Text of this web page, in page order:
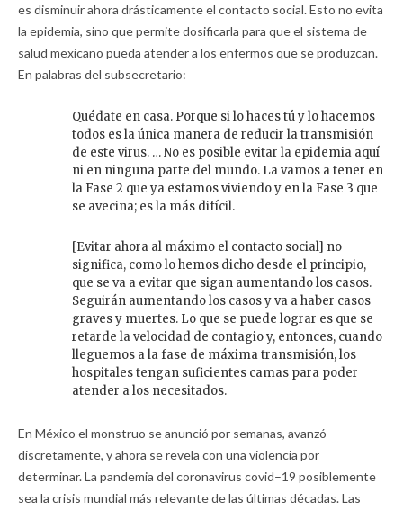
es disminuir ahora drásticamente el contacto social. Esto no evita
la epidemia, sino que permite dosificarla para que el sistema de
salud mexicano pueda atender a los enfermos que se produzcan.
En palabras del subsecretario:
Quédate en casa. Porque si lo haces tú y lo hacemos
todos es la única manera de reducir la transmisión
de este virus. … No es posible evitar la epidemia aquí
ni en ninguna parte del mundo. La vamos a tener en
la Fase 2 que ya estamos viviendo y en la Fase 3 que
se avecina; es la más difícil.
[Evitar ahora al máximo el contacto social] no
significa, como lo hemos dicho desde el principio,
que se va a evitar que sigan aumentando los casos.
Seguirán aumentando los casos y va a haber casos
graves y muertes. Lo que se puede lograr es que se
retarde la velocidad de contagio y, entonces, cuando
lleguemos a la fase de máxima transmisión, los
hospitales tengan suficientes camas para poder
atender a los necesitados.
En México el monstruo se anunció por semanas, avanzó
discretamente, y ahora se revela con una violencia por
determinar. La pandemia del coronavirus covid–19 posiblemente
sea la crisis mundial más relevante de las últimas décadas. Las